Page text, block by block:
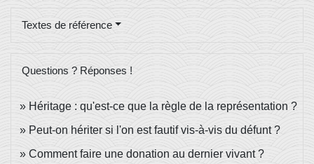
Textes de référence
Questions ? Réponses !
Héritage : qu'est-ce que la règle de la représentation ?
Peut-on hériter si l'on est fautif vis-à-vis du défunt ?
Comment faire une donation au dernier vivant ?